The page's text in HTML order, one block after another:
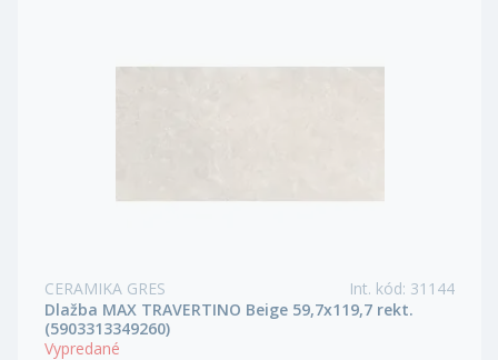
CERAMIKA GRES Int. kód: 31144
Dlažba MAX TRAVERTINO Beige 59,7x119,7 rekt.
(5903313349260)
Vypredané